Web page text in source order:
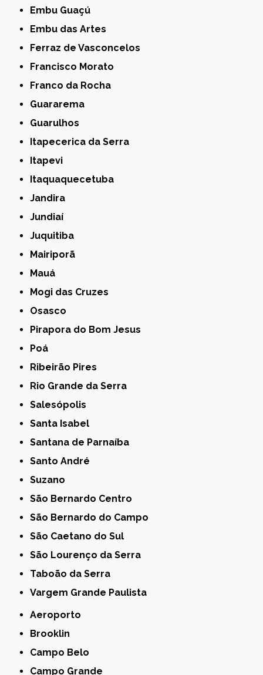
Embu Guaçú
Embu das Artes
Ferraz de Vasconcelos
Francisco Morato
Franco da Rocha
Guararema
Guarulhos
Itapecerica da Serra
Itapevi
Itaquaquecetuba
Jandira
Jundiaí
Juquitiba
Mairiporã
Mauá
Mogi das Cruzes
Osasco
Pirapora do Bom Jesus
Poá
Ribeirão Pires
Rio Grande da Serra
Salesópolis
Santa Isabel
Santana de Parnaíba
Santo André
Suzano
São Bernardo Centro
São Bernardo do Campo
São Caetano do Sul
São Lourenço da Serra
Taboão da Serra
Vargem Grande Paulista
Aeroporto
Brooklin
Campo Belo
Campo Grande